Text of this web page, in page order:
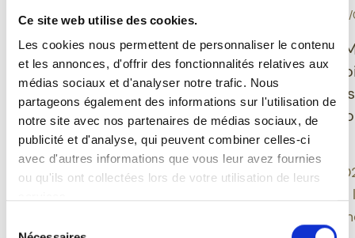
Ce site web utilise des cookies.
Les cookies nous permettent de personnaliser le contenu
et les annonces, d'offrir des fonctionnalités relatives aux
médias sociaux et d'analyser notre trafic. Nous
partageons également des informations sur l'utilisation de
notre site avec nos partenaires de médias sociaux, de
publicité et d'analyse, qui peuvent combiner celles-ci
avec d'autres informations que vous leur avez fournies
ou qu'ils ont collectées lors de votre utilisation de leurs
DÉGUSTATION - 10/06/2026
Grisette Bio sans
gluten : une bière belge
qui allie plaisir,
équilibre et modernité
Grisette propose une
approche moderne de la
Ducasse de
Feuillien
nouveaux
inspirés du
montois
Une édition
approfondit
bière et